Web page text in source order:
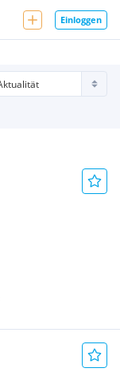
Einloggen